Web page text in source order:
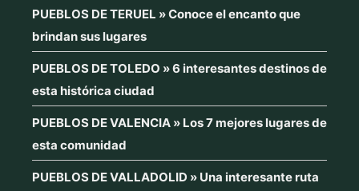
PUEBLOS DE TERUEL » Conoce el encanto que
brindan sus lugares
PUEBLOS DE TOLEDO » 6 interesantes destinos de
esta histórica ciudad
PUEBLOS DE VALENCIA » Los 7 mejores lugares de
esta comunidad
PUEBLOS DE VALLADOLID » Una interesante ruta